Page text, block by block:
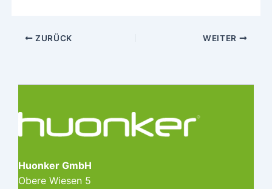
ZURÜCK WEITER
Huonker GmbH
Obere Wiesen 5